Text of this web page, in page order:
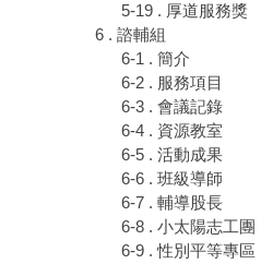
5-19 . 厚道服務獎
6 . 諮輔組
6-1 . 簡介
6-2 . 服務項目
6-3 . 會議記錄
6-4 . 資源教室
6-5 . 活動成果
6-6 . 班級導師
6-7 . 輔導股長
6-8 . 小太陽志工團
6-9 . 性別平等專區